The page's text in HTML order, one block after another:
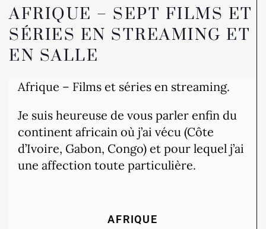
AFRIQUE – SEPT FILMS ET
SÉRIES EN STREAMING ET
EN SALLE
Afrique – Films et séries en streaming.
Je suis heureuse de vous parler enfin du
continent africain où j’ai vécu (Côte
d’Ivoire, Gabon, Congo) et pour lequel j’ai
une affection toute particulière.
AFRIQUE